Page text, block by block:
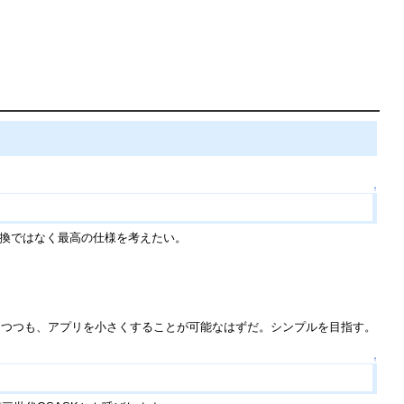
↑
はなく最高の仕様を考えたい。
も、アプリを小さくすることが可能なはずだ。シンプルを目指す。
↑